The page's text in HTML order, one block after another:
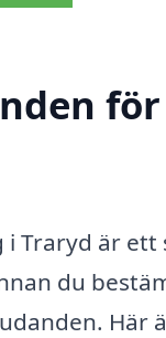
Traryd är
du
Här